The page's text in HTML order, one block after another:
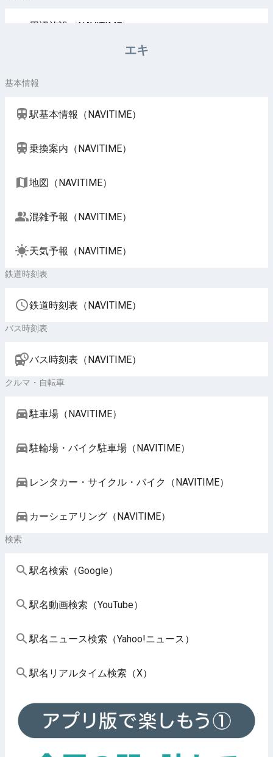
周辺施設（NAVITIME）
エキ
基本情報
駅基本情報（NAVITIME）
乗換案内（NAVITIME）
地図（NAVITIME）
混雑予報（NAVITIME）
天気予報（NAVITIME）
鉄道時刻表
鉄道時刻表（NAVITIME）
バス時刻表
バス時刻表（NAVITIME）
クルマ・自転車
駐車場（NAVITIME）
駐輪場・バイク駐車場（NAVITIME）
レンタカー・サイクル・バイク（NAVITIME）
カーシェアリング（NAVITIME）
検索
駅名検索（Google）
駅名動画検索（YouTube）
駅名ニュース検索（Yahoo!ニュース）
駅名リアルタイム検索（X）